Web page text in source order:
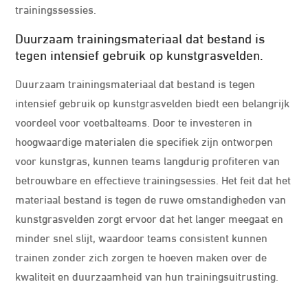
trainingssessies.
Duurzaam trainingsmateriaal dat bestand is
tegen intensief gebruik op kunstgrasvelden.
Duurzaam trainingsmateriaal dat bestand is tegen
intensief gebruik op kunstgrasvelden biedt een belangrijk
voordeel voor voetbalteams. Door te investeren in
hoogwaardige materialen die specifiek zijn ontworpen
voor kunstgras, kunnen teams langdurig profiteren van
betrouwbare en effectieve trainingsessies. Het feit dat het
materiaal bestand is tegen de ruwe omstandigheden van
kunstgrasvelden zorgt ervoor dat het langer meegaat en
minder snel slijt, waardoor teams consistent kunnen
trainen zonder zich zorgen te hoeven maken over de
kwaliteit en duurzaamheid van hun trainingsuitrusting.